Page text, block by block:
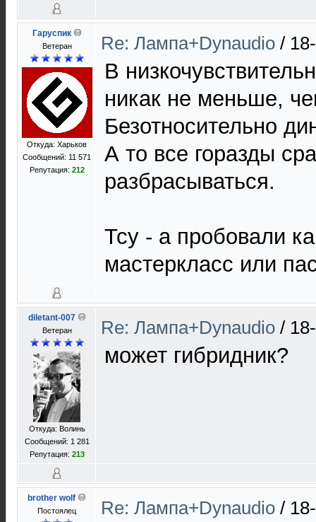
Гаруспик
Ветеран
Откуда: Харьков
Сообщений: 11 571
Репутация: 212
Re: Лампа+Dynaudio /
В
никак не меньше,
Безотносительно
А то все горазды
разбрасываться.
Тсу - а пробовали
мастеркласс или
diletant-007
Ветеран
Откуда: Волинь
Сообщений: 1 281
Репутация: 213
Re: Лампа+Dynaudio /
может гибридник?
brother wolf
Постоялец Re: Лампа+Dynaudio /